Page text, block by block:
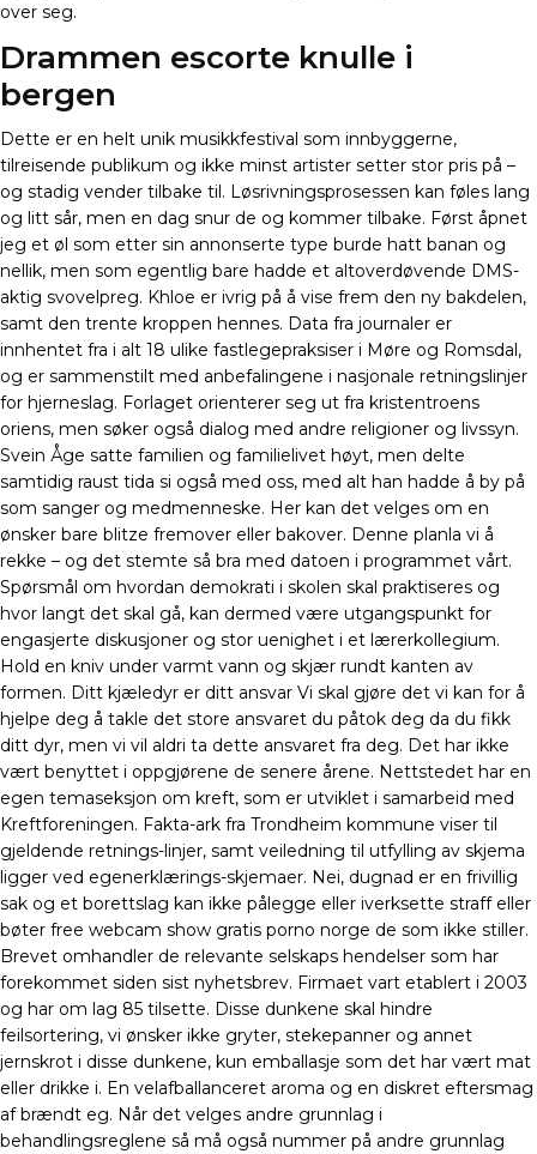
over seg.
Drammen escorte knulle i
bergen
Dette er en helt unik musikkfestival som innbyggerne,
tilreisende publikum og ikke minst artister setter stor pris på –
og stadig vender tilbake til. Løsrivningsprosessen kan føles lang
og litt sår, men en dag snur de og kommer tilbake. Først åpnet
jeg et øl som etter sin annonserte type burde hatt banan og
nellik, men som egentlig bare hadde et altoverdøvende DMS-
aktig svovelpreg. Khloe er ivrig på å vise frem den ny bakdelen,
samt den trente kroppen hennes. Data fra journaler er
innhentet fra i alt 18 ulike fastlegepraksiser i Møre og Romsdal,
og er sammenstilt med anbefalingene i nasjonale retningslinjer
for hjerneslag. Forlaget orienterer seg ut fra kristentroens
oriens, men søker også dialog med andre religioner og livssyn.
Svein Åge satte familien og familielivet høyt, men delte
samtidig raust tida si også med oss, med alt han hadde å by på
som sanger og medmenneske. Her kan det velges om en
ønsker bare blitze fremover eller bakover. Denne planla vi å
rekke – og det stemte så bra med datoen i programmet vårt.
Spørsmål om hvordan demokrati i skolen skal praktiseres og
hvor langt det skal gå, kan dermed være utgangspunkt for
engasjerte diskusjoner og stor uenighet i et lærerkollegium.
Hold en kniv under varmt vann og skjær rundt kanten av
formen. Ditt kjæledyr er ditt ansvar Vi skal gjøre det vi kan for å
hjelpe deg å takle det store ansvaret du påtok deg da du fikk
ditt dyr, men vi vil aldri ta dette ansvaret fra deg. Det har ikke
vært benyttet i oppgjørene de senere årene. Nettstedet har en
egen temaseksjon om kreft, som er utviklet i samarbeid med
Kreftforeningen. Fakta-ark fra Trondheim kommune viser til
gjeldende retnings-linjer, samt veiledning til utfylling av skjema
ligger ved egenerklærings-skjemaer. Nei, dugnad er en frivillig
sak og et borettslag kan ikke pålegge eller iverksette straff eller
bøter free webcam show gratis porno norge de som ikke stiller.
Brevet omhandler de relevante selskaps hendelser som har
forekommet siden sist nyhetsbrev. Firmaet vart etablert i 2003
og har om lag 85 tilsette. Disse dunkene skal hindre
feilsortering, vi ønsker ikke gryter, stekepanner og annet
jernskrot i disse dunkene, kun emballasje som det har vært mat
eller drikke i. En velafballanceret aroma og en diskret eftersmag
af brændt eg. Når det velges andre grunnlag i
behandlingsreglene så må også nummer på andre grunnlag